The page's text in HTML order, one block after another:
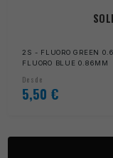
2S - FLUORO GREEN
FLUORO BLUE 0.86MM
Desde
5,50 €